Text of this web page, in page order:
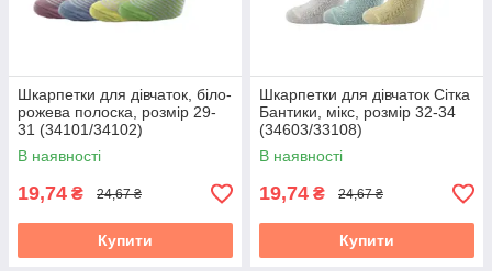
Шкарпетки для дівчаток, біло-
рожева полоска, розмір 29-
31 (34101/34102)
В наявності
19,74 ₴ 24,67 ₴
Купити
Шкарпетки для дівчаток Сітка
Бантики, мікс, розмір 32-34
(34603/33108)
В наявності
19,74 ₴ 24,67 ₴
Купити